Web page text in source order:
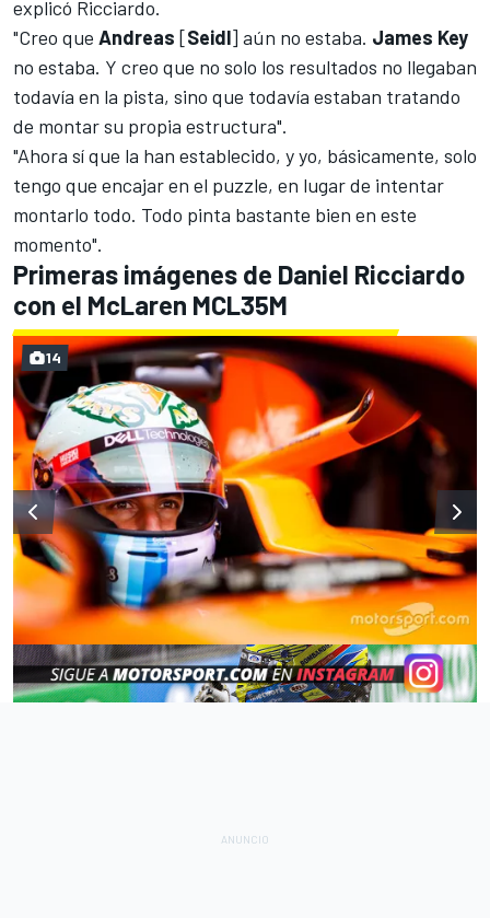
explicó Ricciardo.
"Creo que Andreas [Seidl] aún no estaba. James Key
no estaba. Y creo que no solo los resultados no llegaban
todavía en la pista, sino que todavía estaban tratando
de montar su propia estructura".
"Ahora sí que la han establecido, y yo, básicamente, solo
tengo que encajar en el puzzle, en lugar de intentar
montarlo todo. Todo pinta bastante bien en este
momento".
Primeras imágenes de Daniel Ricciardo
con el McLaren MCL35M
14